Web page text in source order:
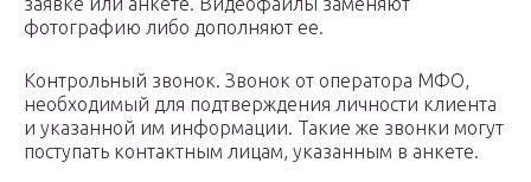
фотографию либо дополняют ее.
Контрольный звонок. Звонок от оператора МФО,
необходимый для подтверждения личности клиента
и указанной им информации. Такие же звонки могут
поступать контактным лицам, указанным в анкете.